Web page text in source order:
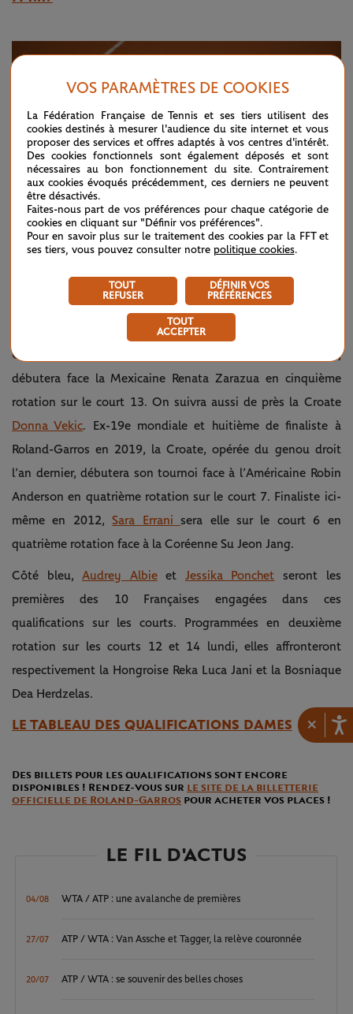
×
VEKIC ET ERRANI AU PROGRAMME DÈS
Chez les dames,
, tête de série n°1,
débutera face la Mexicaine Renata Zarazua en cinquième
rotation sur le court 13. On suivra aussi de près la Croate
Donna Vekic. Ex-19e mondiale et huitième de finaliste à
Roland-Garros en 2019, la Croate, opérée du genou droit
l’an dernier, débutera son tournoi face à l’Américaine Robin
Anderson en quatrième rotation sur le court 7. Finaliste ici-
même en 2012,Sara Errani sera elle sur le court 6 en
quatrième rotation face à la Coréenne Su Jeon Jang.
Côté bleu,Audrey Albieet Jessika Ponchet seront les
premières des 10 Françaises engagées dans ces
qualifications sur les courts. Programmées en deuxième
rotation sur les courts 12 et 14 lundi, elles affronteront
respectivement la Hongroise Reka Luca Jani et la Bosniaque
Dea Herdzelas.
LE TABLEAU DES QUALIFICATIONS DAMES
Des billets pour les qualifications sont encore
disponibles ! Rendez-vous sur le site de la billetterie
officielle de Roland-Garros pour acheter vos places !
LE FIL D'ACTUS
04/08 WTA / ATP : une avalanche de premières
27/07 ATP / WTA : Van Assche et Tagger, la relève couronnée
20/07 ATP / WTA : se souvenir des belles choses
VOS PARAMÈTRES DE COOKIES
La Fédération Française de Tennis et ses tiers utilisent des
cookies destinés à mesurer l'audience du site internet et vous
proposer des services et offres adaptés à vos centres d'intérêt.
Des cookies fonctionnels sont également déposés et sont
nécessaires au bon fonctionnement du site. Contrairement
aux cookies évoqués précédemment, ces derniers ne peuvent
être désactivés.
Faites-nous part de vos préférences pour chaque catégorie de
cookies en cliquant sur "Définir vos préférences".
Pour en savoir plus sur le traitement des cookies par la FFT et
ses tiers, vous pouvez consulter notre politique cookies.
TOUT
REFUSER
DÉFINIR VOS
PRÉFÉRENCES
TOUT
ACCEPTER